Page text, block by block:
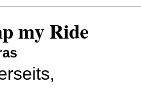
my Ride